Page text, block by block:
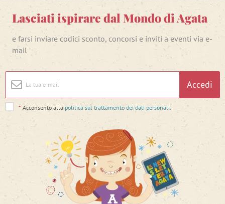
Lasciati ispirare dal Mondo di Agata
e farsi inviare codici sconto, concorsi e inviti a eventi via e-
mail
Accedi
* Acconsento alla politica sul trattamento dei dati personali